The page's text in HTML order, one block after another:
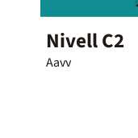
Nivell C2
Aavv